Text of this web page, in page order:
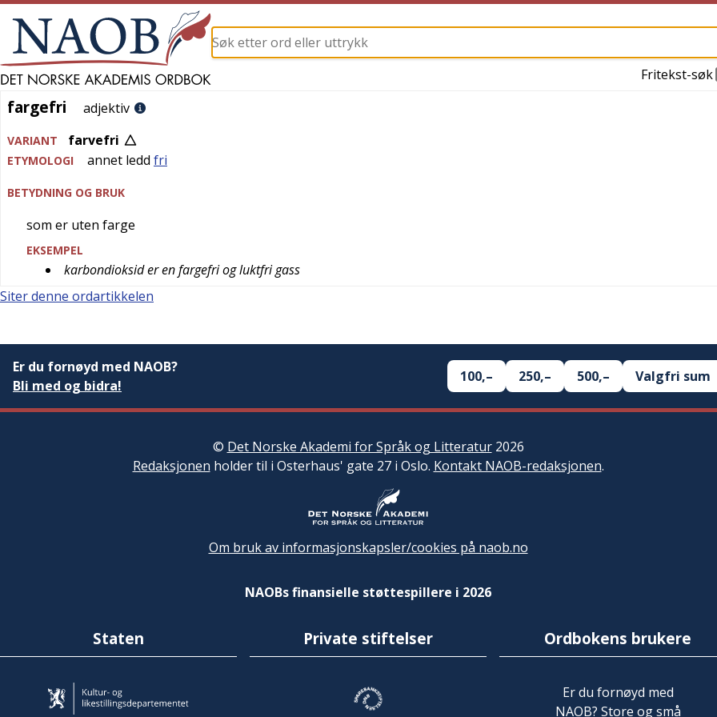
Fritekst-søk
fargefri
fargefri adjektiv
VARIANT farvefri
ETYMOLOGI annet ledd fri
BETYDNING OG BRUK
som er uten farge
EKSEMPEL
karbondioksid er en fargefri og luktfri gass
Siter denne ordartikkelen
Er du fornøyd med NAOB?
Bli med og bidra!
100,– 250,– 500,– Valgfri sum
© Det Norske Akademi for Språk og Litteratur2026
Redaksjonen holder til i Osterhaus' gate 27 i Oslo. Kontakt NAOB-redaksjonen.
Om bruk av informasjonskapsler/cookies på naob.no
NAOBs finansielle støttespillere i 2026
Staten Private stiftelser Ordbokens brukere
Er du fornøyd med
NAOB? Store og små